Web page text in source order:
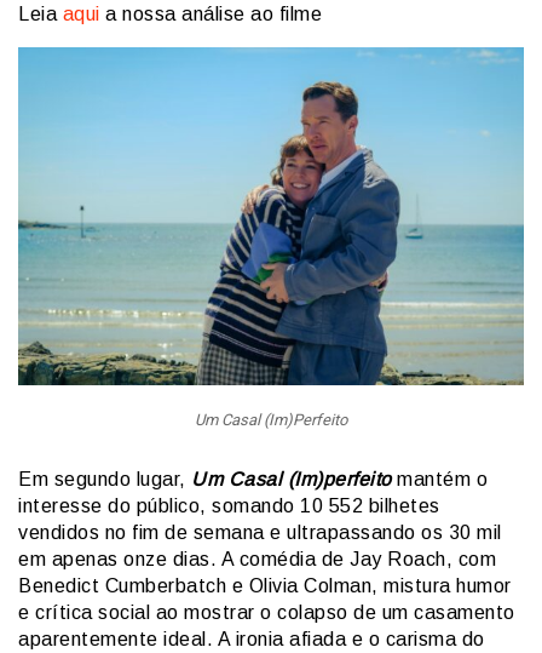
Leia aqui a nossa análise ao filme
Um Casal (Im)Perfeito
Em segundo lugar, Um Casal (Im)perfeitomantém o
interesse do público, somando 10 552 bilhetes
vendidos no fim de semana e ultrapassando os 30 mil
em apenas onze dias. A comédia de Jay Roach, com
Benedict Cumberbatch e Olivia Colman, mistura humor
e crítica social ao mostrar o colapso de um casamento
aparentemente ideal. A ironia afiada e o carisma do